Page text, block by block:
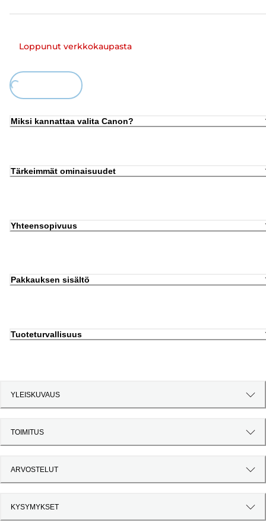
Loppunut verkkokaupasta
Miksi kannattaa valita Canon?
Tärkeimmät ominaisuudet
Yhteensopivuus
Pakkauksen sisältö
Tuoteturvallisuus
YLEISKUVAUS
TOIMITUS
ARVOSTELUT
KYSYMYKSET